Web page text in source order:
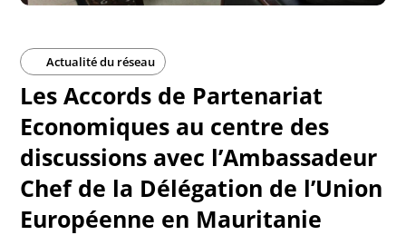
Actualité du réseau
Les Accords de Partenariat
Economiques au centre des
discussions avec l’Ambassadeur
Chef de la Délégation de l’Union
Européenne en Mauritanie